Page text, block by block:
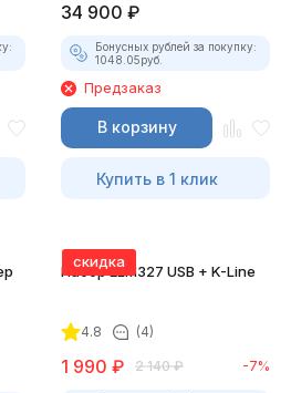
34 900 ₽
Бонусных рублей за покупку:
1048.05руб.
Предзаказ
В корзину
Купить в 1 клик
скидка
Набор ELM327 USB + K-Line
4.8 (4)
1 990 ₽ 2 140 ₽ -7%